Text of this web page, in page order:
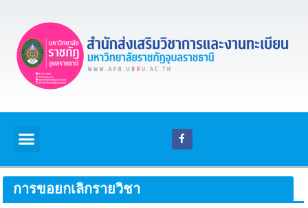
การขอยกเลิกรายวิชา